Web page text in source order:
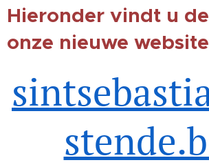
Hieronder vindt u
onze nieuwe